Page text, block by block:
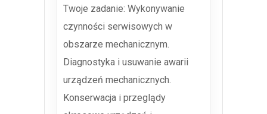
Twoje zadanie: Wykonywanie
czynności serwisowych w
obszarze mechanicznym.
Diagnostyka i usuwanie awarii
urządzeń mechanicznych.
Konserwacja i przeglądy